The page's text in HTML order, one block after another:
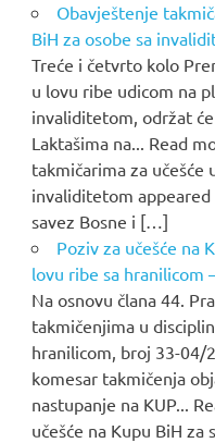
Obavještenje
BiH za osobe sa
Treće i četvrto kolo
u lovu ribe udicom na
invaliditetom, održat
Laktašima na... Read
takmičarima za učešće
invaliditetom
savez Bosne i […]
Poziv za učešće na
lovu ribe sa hranilicom
Na osnovu člana 44.
takmičenjima u
hranilicom, broj 33-04/
komesar takmičenja
nastupanje na KUP...
učešće na Kupu BiH